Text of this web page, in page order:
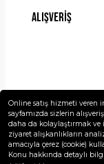
Online satış hizmeti veren
sayfamızda sizlerin
daha da kolaylaştırmak
ziyaret alışkanlıkların
amacıyla çerez (cookie)
Konu hakkında detaylı
Alışveriş